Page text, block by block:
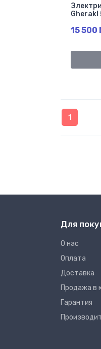
Gherakl
15 500
1
Для
О нас
Оплата
Доставка
Продажа в
Гарантия